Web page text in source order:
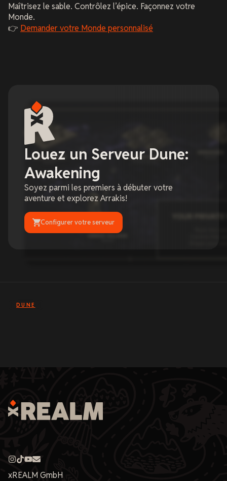
Maîtrisez le sable. Contrôlez l’épice. Façonnez votre
Monde.
👉 Demander votre Monde personnalisé
Louez un Serveur Dune:
Awakening
Soyez parmi les premiers à débuter votre
aventure et explorez Arrakis!
Configurer votre serveur
DUNE
xREALM GmbH